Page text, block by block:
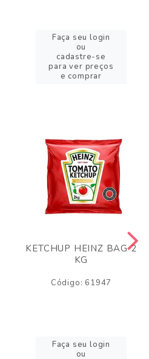
Faça seu login
ou
cadastre-se
para ver preços
e comprar
KETCHUP HEINZ BAG 2
KG
Código: 61947
Faça seu login
ou